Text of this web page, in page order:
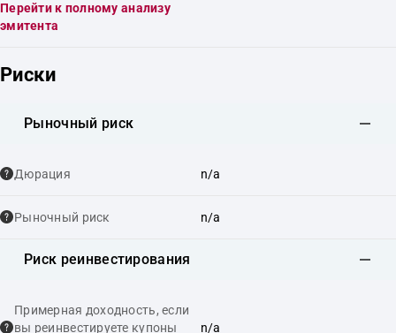
Перейти к полному анализу
эмитента
Риски
Рыночный риск
Дюрация n/a
Рыночный риск n/a
Риск реинвестирования
Примерная доходность, если
вы реинвестируете купоны
n/a